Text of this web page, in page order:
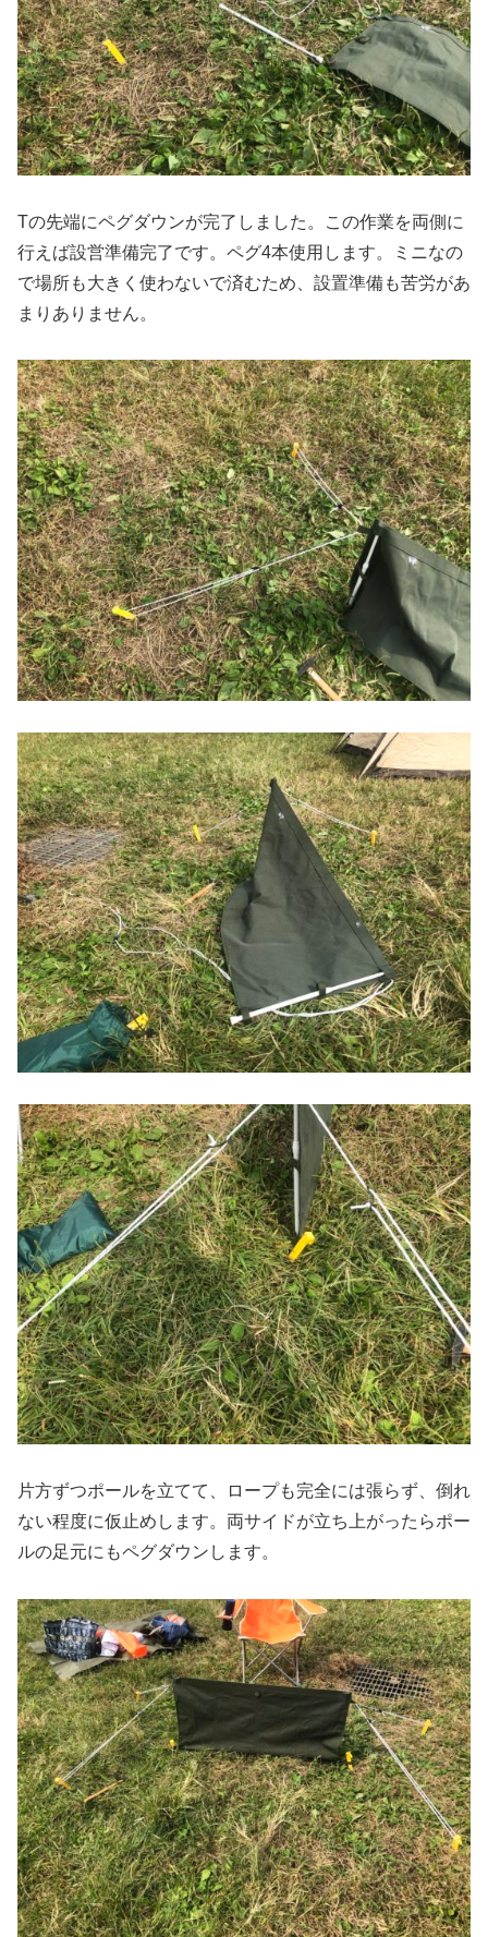
Tの先端にペグダウンが完了しました。この作業を両側に
行えば設営準備完了です。ペグ4本使用します。ミニなの
で場所も大きく使わないで済むため、設置準備も苦労があ
まりありません。
片方ずつポールを立てて、ロープも完全には張らず、倒れ
ない程度に仮止めします。両サイドが立ち上がったらポー
ルの足元にもペグダウンします。